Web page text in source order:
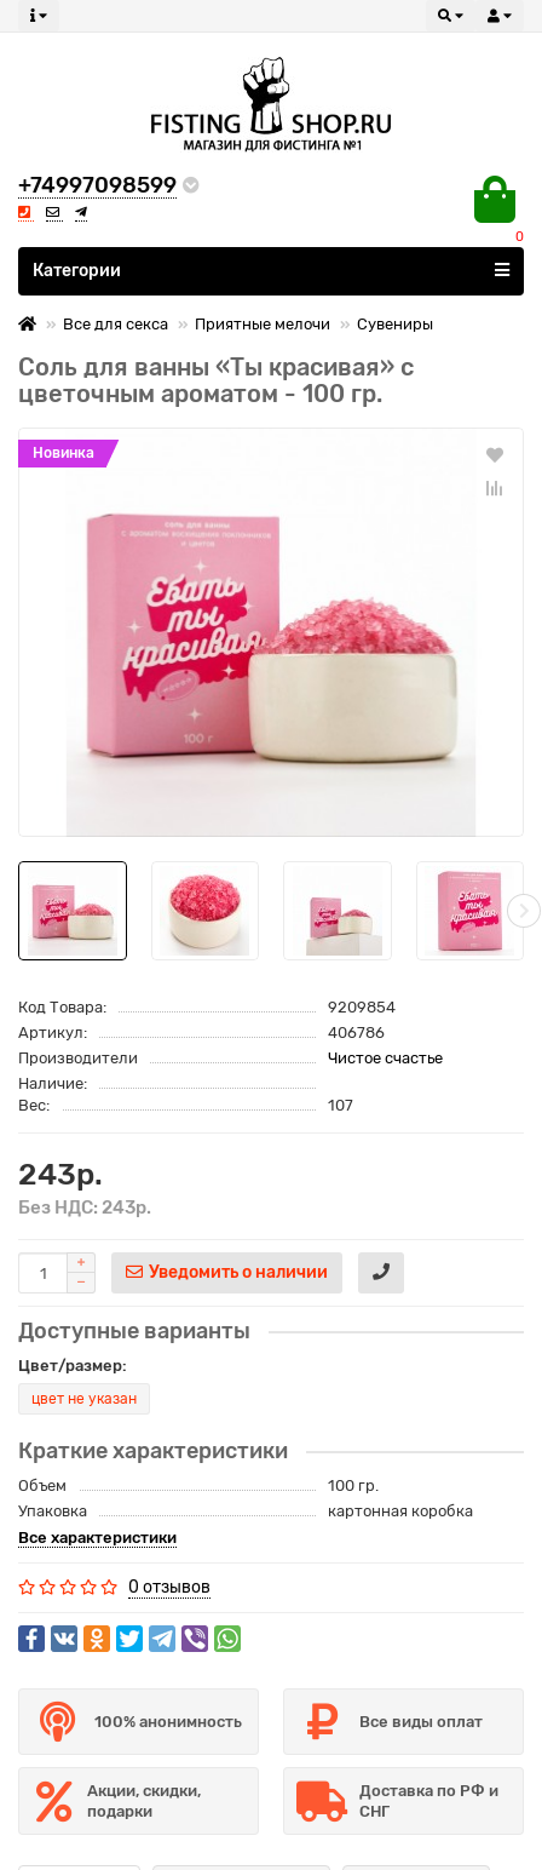
+74997098599
0
Все категории
Категории
Все для секса Приятные мелочи Сувениры
Соль для ванны «Ты красивая» с
цветочным ароматом - 100 гр.
Новинка
Код Товара:
9209854
Артикул:
406786
Производители
Чистое счастье
Наличие:
Вес:
107
243р.
Без НДС: 243р.
Уведомить о наличии
Доступные варианты
Цвет/размер:
цвет не указан
Краткие характеристики
Объем
100 гр.
Упаковка
картонная коробка
Все характеристики
0 отзывов
100% анонимность Все виды оплат
Акции, скидки,
подарки
Доставка по РФ и
СНГ